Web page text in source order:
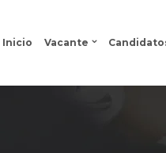
Inicio Vacante